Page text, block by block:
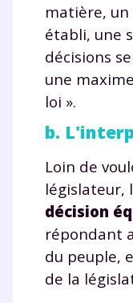
matière, un
établi, une
décisions
une
loi ».
b.
Loin de
législateur,
décision
répondant
du peuple,
de la